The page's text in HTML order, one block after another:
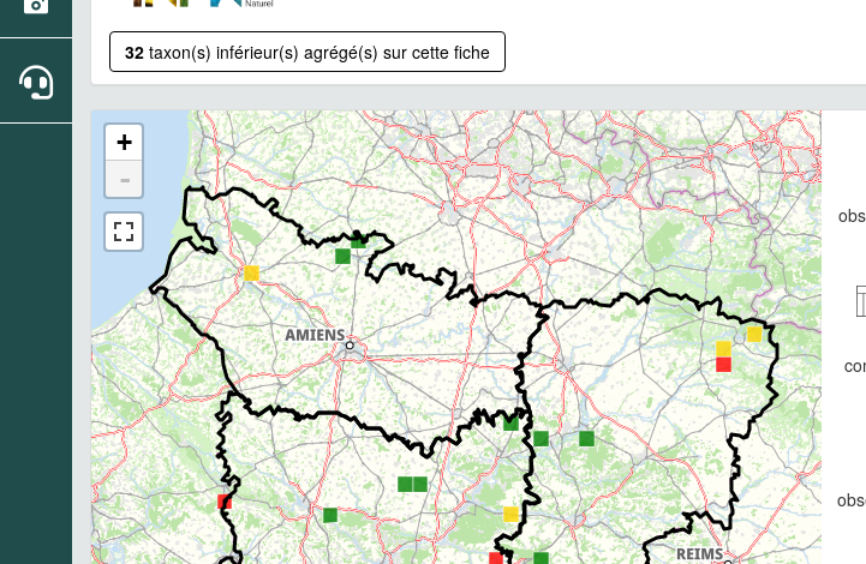
32 taxon(s) inférieur(s) agrégé(s) sur cette fiche
+
-